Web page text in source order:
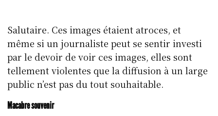
Salutaire. Ces images étaient atroces, et
même si un journaliste peut se sentir investi
par le devoir de voir ces images, elles sont
tellement violentes que la diffusion à un large
public n’est pas du tout souhaitable.
Macabre souvenir